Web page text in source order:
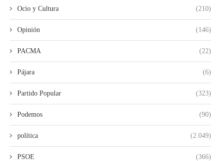
Ocio y Cultura (210)
Opinión (146)
PACMA (22)
Pájara (6)
Partido Popular (323)
Podemos (90)
política (2.049)
PSOE (366)